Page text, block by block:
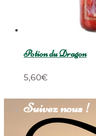
Potion du Dragon
5,60€
Suivez nous !